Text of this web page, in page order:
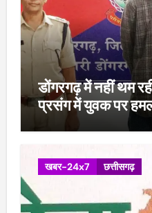
डोंगरगढ़ में नहीं थम
प्रसंग में युवक पर
खबर-24x7 छत्तीसगढ़